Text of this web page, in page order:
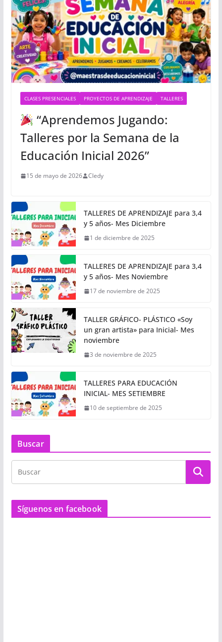
CLASES PRESENCIALES PROYECTOS DE APRENDIZAJE TALLERES
“Aprendemos Jugando:
Talleres por la Semana de la
Educación Inicial 2026”
15 de mayo de 2026 Cledy
TALLERES DE APRENDIZAJE para 3,4
y 5 años- Mes Diciembre
1 de diciembre de 2025
TALLERES DE APRENDIZAJE para 3,4
y 5 años- Mes Noviembre
17 de noviembre de 2025
TALLER GRÁFICO- PLÁSTICO «Soy
un gran artista» para Inicial- Mes
noviembre
3 de noviembre de 2025
TALLERES PARA EDUCACIÓN
INICIAL- MES SETIEMBRE
10 de septiembre de 2025
Buscar
Síguenos en facebook